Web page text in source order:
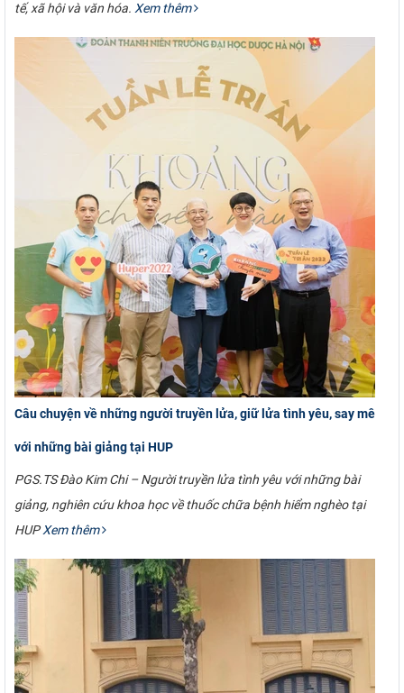
tế, xã hội và văn hóa.Xem thêm
Câu chuyện về những người truyền lửa, giữ lửa tình yêu, say mê
với những bài giảng tại HUP
PGS.TS Đào Kim Chi – Người truyền lửa tình yêu với những bài
giảng, nghiên cứu khoa học về thuốc chữa bệnh hiểm nghèo tại
HUPXem thêm